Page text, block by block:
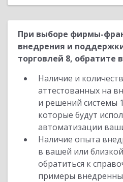
При выборе фирмы-
внедрения и
торговлей 8, обратите
Наличие и
аттестованных на
и решений системы
которые будут
автоматизации
Наличие опыта
в вашей или
обратиться к
примеры